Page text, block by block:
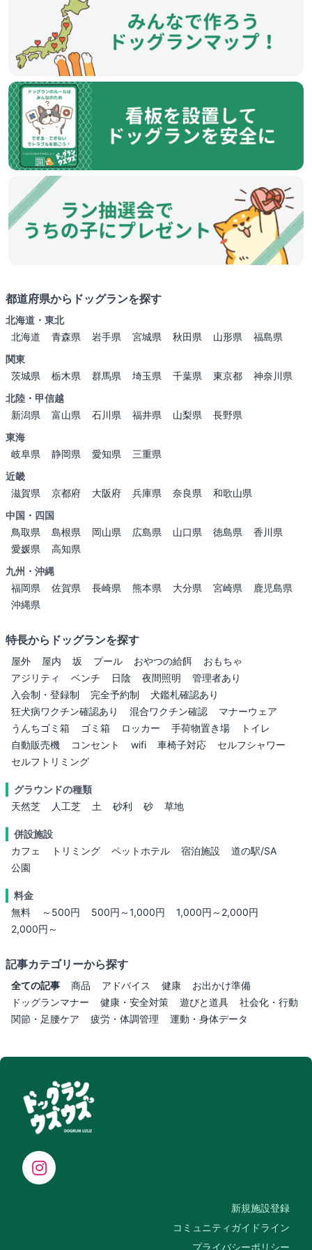
都道府県からドッグランを探す
北海道・東北
北海道
青森県 岩手県 宮城県 秋田県 山形県
福島県
関東
茨城県
栃木県 群馬県 埼玉県 千葉県 東京都
神奈川県
北陸・甲信越
新潟県
富山県 石川県 福井県 山梨県
長野県
東海
岐阜県
静岡県 愛知県
三重県
近畿
滋賀県
京都府 大阪府 兵庫県 奈良県
和歌山県
中国・四国
鳥取県
島根県 岡山県 広島県 山口県 徳島県
香川県
愛媛県
高知県
九州・沖縄
福岡県
佐賀県 長崎県 熊本県 大分県 宮崎県
鹿児島県
沖縄県
特長からドッグランを探す
屋外 屋内 坂 プール おやつの給餌
おもちゃ
アジリティ
ベンチ 日陰 夜間照明
管理者あり
入会制・登録制
完全予約制
犬鑑札確認あり
狂犬病ワクチン確認あり
混合ワクチン確認
マナーウェア
うんちゴミ箱
ゴミ箱 ロッカー 手荷物置き場
トイレ
自動販売機
コンセント wifi 車椅子対応
セルフシャワー
セルフトリミング
グラウンドの種類
天然芝
人工芝 土 砂利 砂 草地
併設施設
カフェ
トリミング ペットホテル 宿泊施設
道の駅/SA
公園
料金
無料
～500円 500円～1,000円
1,000円～2,000円
2,000円～
記事カテゴリーから探す
全ての記事 商品 アドバイス 健康
お出かけ準備
ドッグランマナー
健康・安全対策 遊びと道具
社会化・行動
関節・足腰ケア
疲労・体調管理 運動・身体データ
新規施設登録
コミュニティガイドライン
プライバシーポリシー